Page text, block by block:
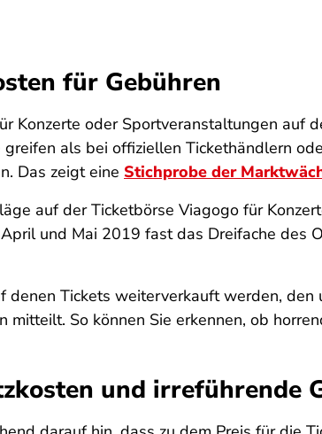
für Gebühren
Konzerte oder Sportveranstaltungen auf
als bei offiziellen Tickethändlern
Das zeigt eine Stichprobe der
auf der Ticketbörse Viagogo für
und Mai 2019 fast das Dreifache des
Tickets weiterverkauft werden,
So können Sie erkennen, ob
und irreführende